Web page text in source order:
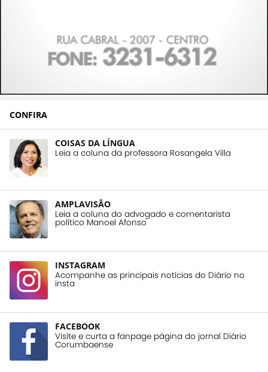
CONFIRA
COISAS DA LÍNGUA
Leia a coluna da professora Rosangela Villa
AMPLAVISÃO
Leia a coluna do advogado e comentarista
político Manoel Afonso
INSTAGRAM
Acompanhe as principais notícias do Diário no
insta
FACEBOOK
Visite e curta a fanpage página do jornal Diário
Corumbaense